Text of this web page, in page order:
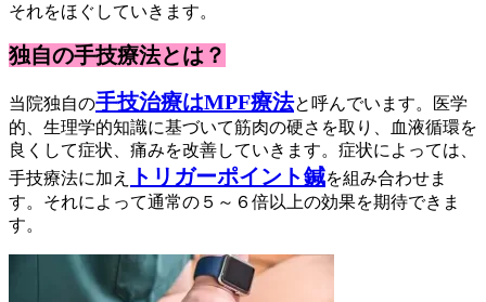
それをほぐしていきます。
独自の手技療法とは？
当院独自の手技治療はMPF療法と呼んでいます。医学
的、生理学的知識に基づいて筋肉の硬さを取り、血液循環を
良くして症状、痛みを改善していきます。症状によっては、
手技療法に加え
トリガーポイント鍼を組み合わせま
す。それによって通常の５～６倍以上の効果を期待できま
す。